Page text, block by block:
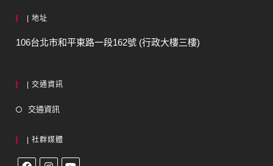
| 地址
106台北市和平東路一段162號 (行政大樓三樓)
| 交通資訊
交通資訊
| 社群媒體